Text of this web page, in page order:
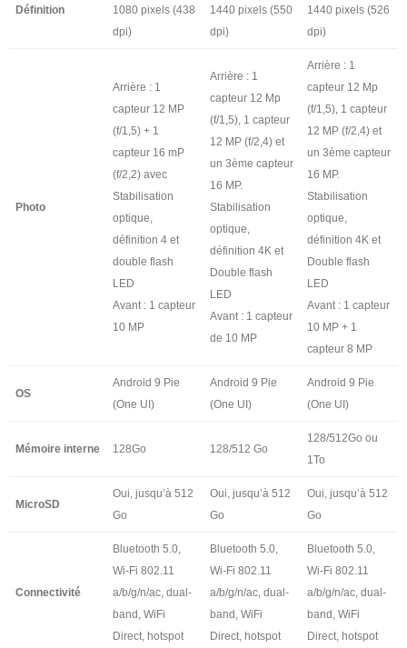
Définition
1080 pixels (438
dpi)
1440 pixels (550
dpi)
1440 pixels (526
dpi)
Photo
Arrière : 1
capteur 12 MP
(f/1,5) + 1
capteur 16 mP
(f/2,2) avec
Stabilisation
optique,
définition 4 et
double flash
LED
Avant : 1 capteur
10 MP
Arrière : 1
capteur 12 Mp
(f/1,5), 1 capteur
12 MP (f/2,4) et
un 3ème capteur
16 MP.
Stabilisation
optique,
définition 4K et
Double flash
LED
Avant : 1 capteur
de 10 MP
Arrière : 1
capteur 12 Mp
(f/1,5), 1 capteur
12 MP (f/2,4) et
un 3ème capteur
16 MP.
Stabilisation
optique,
définition 4K et
Double flash
LED
Avant : 1 capteur
10 MP + 1
capteur 8 MP
OS
Android 9 Pie
(One UI)
Android 9 Pie
(One UI)
Android 9 Pie
(One UI)
Mémoire interne 128Go 128/512 Go
128/512Go ou
1To
MicroSD
Oui, jusqu’à 512
Go
Oui, jusqu’à 512
Go
Oui, jusqu’à 512
Go
Connectivité
Bluetooth 5.0,
Wi-Fi 802.11
a/b/g/n/ac, dual-
band, WiFi
Direct, hotspot
Bluetooth 5.0,
Wi-Fi 802.11
a/b/g/n/ac, dual-
band, WiFi
Direct, hotspot
Bluetooth 5.0,
Wi-Fi 802.11
a/b/g/n/ac, dual-
band, WiFi
Direct, hotspot